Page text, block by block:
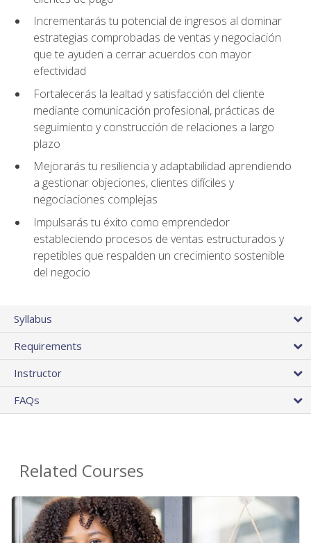
Incrementarás tu potencial de ingresos al dominar
estrategias comprobadas de ventas y negociación
que te ayuden a cerrar acuerdos con mayor
efectividad
Fortalecerás la lealtad y satisfacción del cliente
mediante comunicación profesional, prácticas de
seguimiento y construcción de relaciones a largo
plazo
Mejorarás tu resiliencia y adaptabilidad aprendiendo
a gestionar objeciones, clientes difíciles y
negociaciones complejas
Impulsarás tu éxito como emprendedor
estableciendo procesos de ventas estructurados y
repetibles que respalden un crecimiento sostenible
del negocio
Syllabus
Requirements
Instructor
FAQs
Related Courses